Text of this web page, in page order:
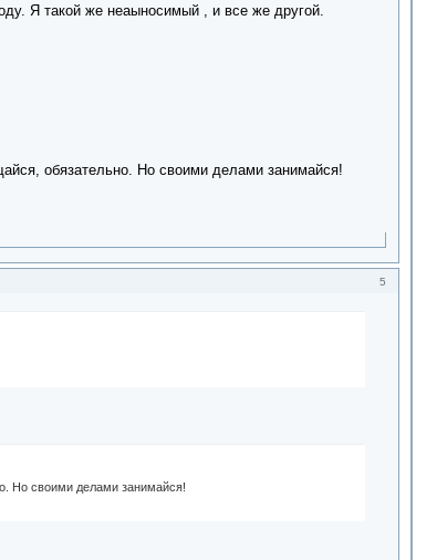
Я такой же неаыносимый , и все же другой.
обязательно. Но своими делами занимайся!
5
Но своими делами занимайся!